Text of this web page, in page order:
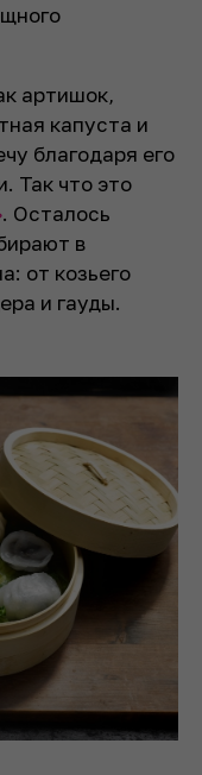
артишок,
капуста и
благодаря его
Так что это
. Осталось
в
от козьего
и гауды.